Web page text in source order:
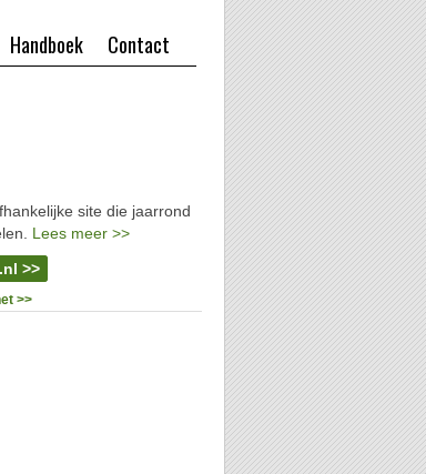
Contact
Handboek
site die jaarrond
Lees meer >>
>>
>>